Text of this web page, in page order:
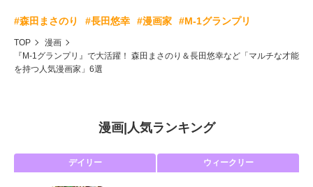
#森田まさのり #長田悠幸 #漫画家 #M-1グランプリ
TOP
漫画
『M-1グランプリ』で大活躍！ 森田まさのり＆長田悠幸など「マルチな才能
を持つ人気漫画家」6選
漫画| 人気ランキング
デイリー ウィークリー